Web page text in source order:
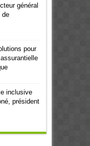
général
de
pour
inclusive
président